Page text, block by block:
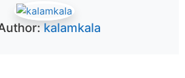
kalamkala